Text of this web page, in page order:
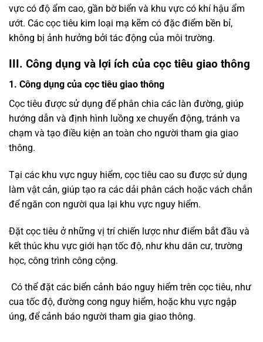
vực có độ ẩm cao, gần bờ biển và khu vực có khí hậu ẩm
ướt. Các cọc tiêu kim loại mạ kẽm có đặc điểm bền bỉ,
không bị ảnh hưởng bởi tác động của môi trường.
III. Công dụng và lợi ích của cọc tiêu giao thông
1. Công dụng của cọc tiêu giao thông
Cọc tiêu được sử dụng để phân chia các làn đường, giúp
hướng dẫn và định hình luồng xe chuyển động, tránh va
chạm và tạo điều kiện an toàn cho người tham gia giao
thông.
Tại các khu vực nguy hiểm, cọc tiêu cao su được sử dụng
làm vật cản, giúp tạo ra các dải phân cách hoặc vách chắn
để ngăn con người qua lại khu vực nguy hiểm.
Đặt cọc tiêu ở những vị trí chiến lược như điểm bắt đầu và
kết thúc khu vực giới hạn tốc độ, như khu dân cư, trường
học, công trình công cộng.
Có thể đặt các biển cảnh báo nguy hiểm trên cọc tiêu, như
cua tốc độ, đường cong nguy hiểm, hoặc khu vực ngập
úng, để cảnh báo người tham gia giao thông.